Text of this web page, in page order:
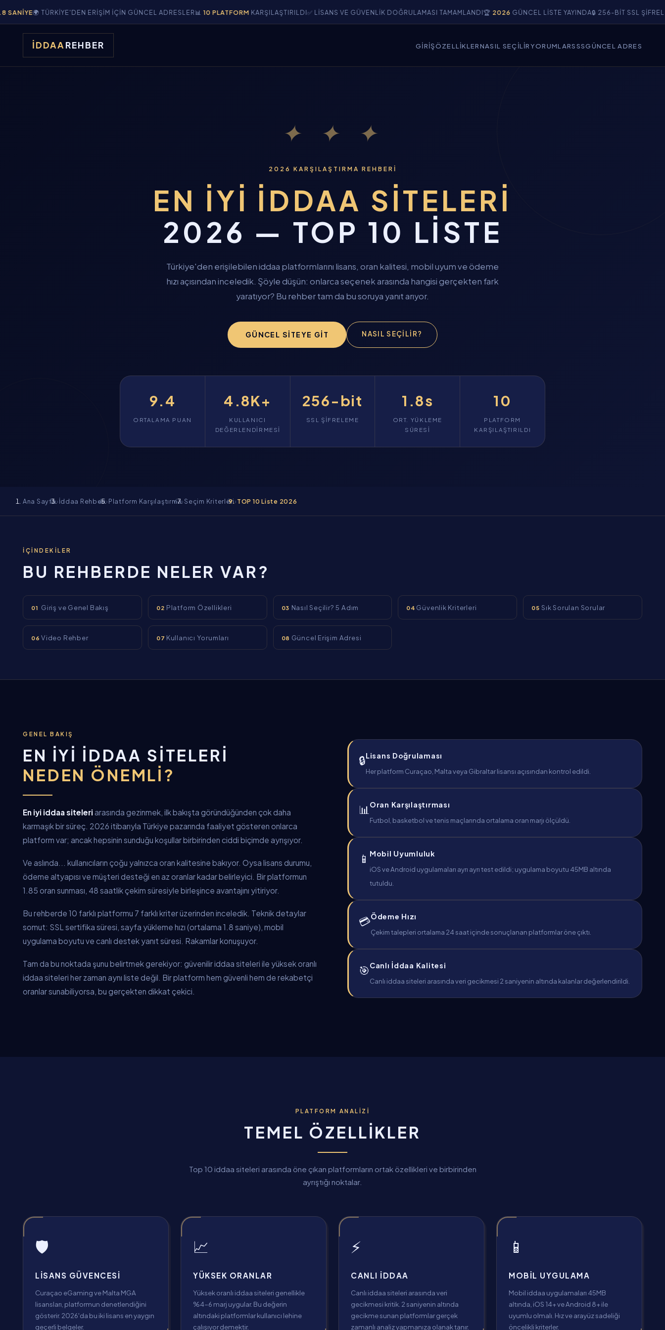
TÜRKIYE'DEN ERIŞIM IÇIN GÜNCEL ADRESLER📊10 PLATFORMKARŞILAŞTIRILDI✅ LISANS VE GÜVENLIK DOĞRULAMASI TAMAMLANDI🏆2026GÜNCEL LISTE YAYINDA🔒 256-BIT SSL ŞIFRELEME
İDDAA REHBER GIRIŞÖZELLIKLERNASIL SEÇILIRYORUMLARSSSGÜNCEL ADRES
✦ ✦ ✦
2026 KARŞILAŞTIRMA REHBERI
EN İYI İDDAA SITELERI
2026 — TOP 10 LISTE
Türkiye'den erişilebilen iddaa platformlarını lisans, oran kalitesi, mobil uyum ve ödeme
hızı açısından inceledik. Şöyle düşün: onlarca seçenek arasında hangisi gerçekten fark
yaratıyor? Bu rehber tam da bu soruya yanıt arıyor.
GÜNCEL SITEYE GIT NASIL SEÇILIR?
9.4
ORTALAMA PUAN
4.8K+
KULLANICI
DEĞERLENDIRMESI
256-bit
SSL ŞIFRELEME
1.8s
ORT. YÜKLEME
SÜRESI
10
PLATFORM
KARŞILAŞTIRILDI
Ana Sayfa›İddaa Rehberi›Platform Karşılaştırma›Seçim Kriterleri›TOP 10 Liste 2026
İÇINDEKILER
BU REHBERDE NELER VAR?
01 Giriş ve Genel Bakış 02 Platform Özellikleri 03 Nasıl Seçilir? 5 Adım 04 Güvenlik Kriterleri 05 Sık Sorulan Sorular
06 Video Rehber 07 Kullanıcı Yorumları 08 Güncel Erişim Adresi
GENEL BAKIŞ
EN İYI İDDAA SITELERI
NEDEN ÖNEMLI?
En iyi iddaa siteleriarasında gezinmek, ilk bakışta göründüğünden çok daha
karmaşık bir süreç. 2026 itibarıyla Türkiye pazarında faaliyet gösteren onlarca
platform var; ancak hepsinin sunduğu koşullar birbirinden ciddi biçimde ayrışıyor.
Ve aslında... kullanıcıların çoğu yalnızca oran kalitesine bakıyor. Oysa lisans durumu,
ödeme altyapısı ve müşteri desteği en az oranlar kadar belirleyici. Bir platformun
1.85 oran sunması, 48 saatlik çekim süresiyle birleşince avantajını yitiriyor.
Bu rehberde 10 farklı platformu 7 farklı kriter üzerinden inceledik. Teknik detaylar
somut: SSL sertifika süresi, sayfa yükleme hızı (ortalama 1.8 saniye), mobil
uygulama boyutu ve canlı destek yanıt süresi. Rakamlar konuşuyor.
Tam da bu noktada şunu belirtmek gerekiyor: güvenilir iddaa siteleri ile yüksek oranlı
iddaa siteleri her zaman aynı liste değil. Bir platform hem güvenli hem de rekabetçi
oranlar sunabiliyorsa, bu gerçekten dikkat çekici.
🔒Lisans Doğrulaması
Her platform Curaçao, Malta veya Gibraltar lisansı açısından kontrol edildi.
📊 Oran Karşılaştırması
Futbol, basketbol ve tenis maçlarında ortalama oran marjı ölçüldü.
📱 Mobil Uyumluluk
iOS ve Android uygulamaları ayrı ayrı test edildi; uygulama boyutu 45MB altında
tutuldu.
💳Ödeme Hızı
Çekim talepleri ortalama 24 saat içinde sonuçlanan platformlar öne çıktı.
🎯Canlı İddaa Kalitesi
Canlı iddaa siteleri arasında veri gecikmesi 2 saniyenin altında kalanlar değerlendirildi.
PLATFORM ANALIZI
TEMEL ÖZELLIKLER
Top 10 iddaa siteleri arasında öne çıkan platformların ortak özellikleri ve birbirinden
ayrıştığı noktalar.
🛡️
LISANS GÜVENCESI
Curaçao eGaming ve Malta MGA
lisansları, platformun denetlendiğini
gösterir. 2026'da bu iki lisans en yaygın
geçerli belgeler.
📈
YÜKSEK ORANLAR
Yüksek oranlı iddaa siteleri genellikle
%4-6 marj uygular. Bu değerin
altındaki platformlar kullanıcı lehine
çalışıyor demektir.
⚡
CANLI İDDAA
Canlı iddaa siteleri arasında veri
gecikmesi kritik. 2 saniyenin altında
gecikme sunan platformlar gerçek
zamanlı analiz yapmanıza olanak tanır.
📱
MOBIL UYGULAMA
Mobil iddaa uygulamaları 45MB
altında, iOS 14+ ve Android 8+ ile
uyumlu olmalı. Hız ve arayüz sadeliği
öncelikli kriterler.